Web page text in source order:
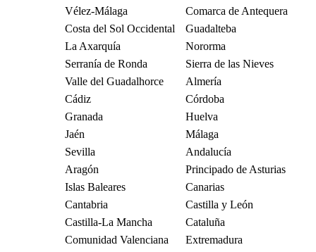
Vélez-Málaga
Comarca de Antequera
Costa del Sol Occidental
Guadalteba
La Axarquía
Nororma
Serranía de Ronda
Sierra de las Nieves
Valle del Guadalhorce
Almería
Cádiz
Córdoba
Granada
Huelva
Jaén
Málaga
Sevilla
Andalucía
Aragón
Principado de Asturias
Islas Baleares
Canarias
Cantabria
Castilla y León
Castilla-La Mancha
Cataluña
Comunidad Valenciana
Extremadura